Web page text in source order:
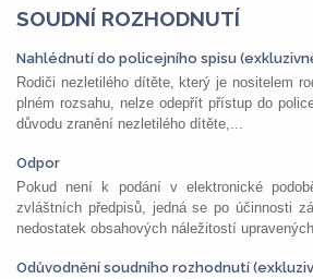
SOUDNÍ ROZHODNUTÍ
Nahlédnutí do policejního spisu
Rodiči nezletilého dítěte, který je nositelem
plném rozsahu, nelze odepřít přístup do
důvodu zranění nezletilého dítěte,...
Odpor
Pokud není k podání v elektronické
zvláštních předpisů, jedná se po účinnosti
nedostatek obsahových náležitostí
Odůvodnění soudního rozhodnutí